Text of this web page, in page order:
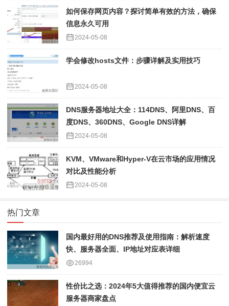
如何保存网页内容？探讨简单有效的方法，确保
信息永久可用
2024-05-08
学会修改hosts文件：步骤详解及实用技巧
2024-05-08
DNS服务器地址大全：114DNS、阿里DNS、百
度DNS、360DNS、Google DNS详解
2024-05-08
KVM、VMware和Hyper-V在云市场的应用情况
对比及性能分析
2024-05-08
热门文章
国内最好用的DNS推荐及使用指南：解析速度
快、服务器全面、IP地址对应表详细
26994
性价比之选：2024年5大值得推荐的国内便宜云
服务器商家盘点